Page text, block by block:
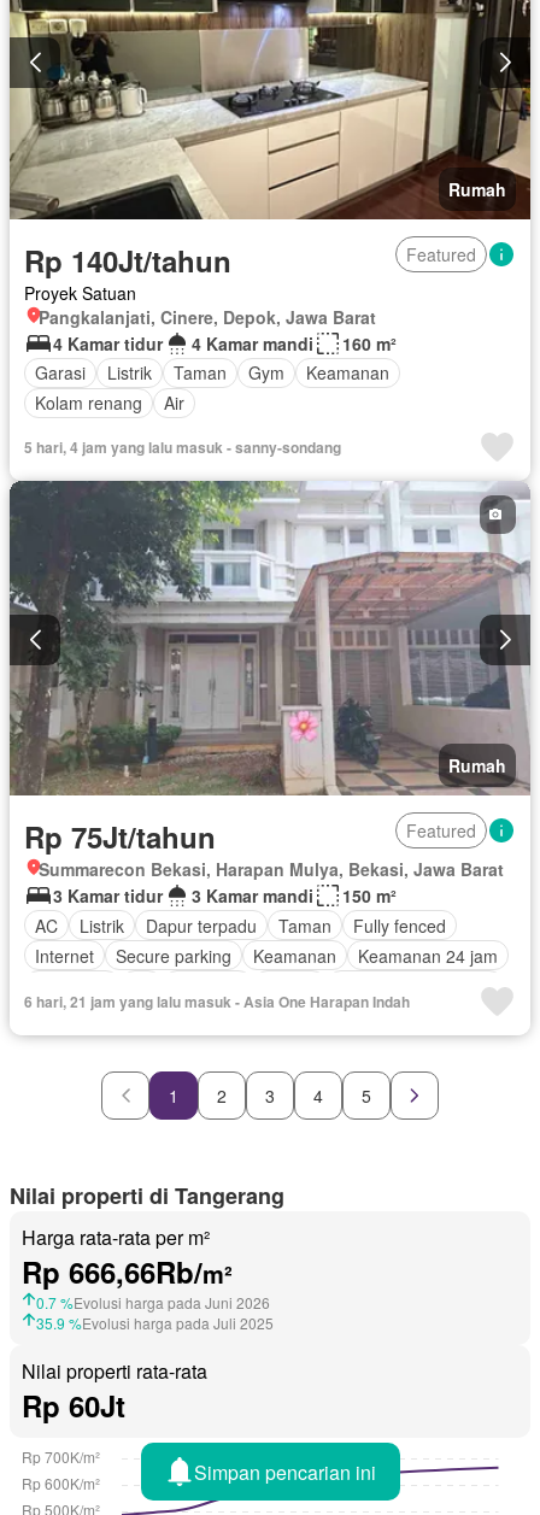
Rumah
Rp 140Jt/tahun
Featured
Proyek Satuan
Pangkalanjati, Cinere, Depok, Jawa Barat
4 Kamar tidur
4 Kamar mandi
160 m²
Garasi
Listrik Taman Gym
Keamanan
Kolam renang
Air
5 hari, 4 jam yang lalu masuk - sanny-sondang
Rumah
Rp 75Jt/tahun
Featured
Summarecon Bekasi, Harapan Mulya, Bekasi, Jawa Barat
3 Kamar tidur
3 Kamar mandi
150 m²
AC
Listrik Dapur terpadu Taman
Fully fenced
Internet
Secure parking Keamanan
Keamanan 24 jam
Sebagian perabotan
6 hari, 21 jam yang lalu masuk - Asia One Harapan Indah
1 2 3 4 5
Nilai properti di Tangerang
Harga rata-rata per m²
Rp 666,66Rb/m²
0.7 %Evolusi harga pada Juni 2026
35.9 %Evolusi harga pada Juli 2025
Nilai properti rata-rata
Rp 60Jt
Simpan pencarian ini